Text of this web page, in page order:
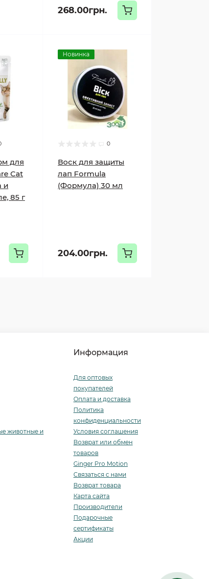
268.00грн.
для
Cat
и
85 г
Новинка
0
Воск для защиты
лап Formula
(Формула) 30 мл
204.00грн.
животные и
Информация
Для оптовых
покупателей
Оплата и доставка
Политика
конфиденциальности
Условия соглашения
Возврат или обмен
товаров
Ginger Pro Motion
Связаться с нами
Возврат товара
Карта сайта
Производители
Подарочные
сертификаты
Акции